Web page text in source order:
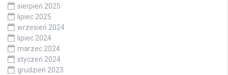
sierpień 2025
lipiec 2025
wrzesień 2024
lipiec 2024
marzec 2024
styczeń 2024
grudzień 2023